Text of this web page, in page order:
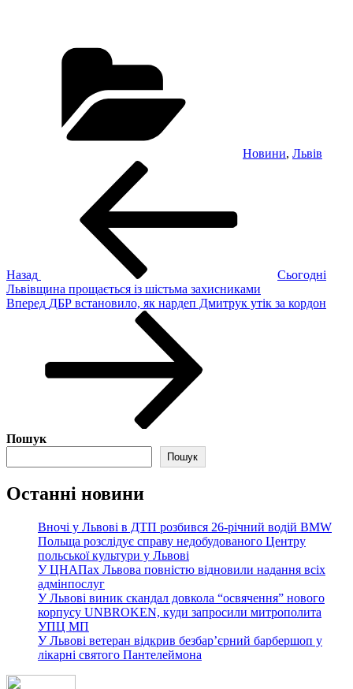
Новини, Львів
Назад
Сьогодні
Львівщина прощається із шістьма захисниками
Наступний
Вперед ДБР встановило, як нардеп Дмитрук утік за кордон
Пошук
Пошук
Останні новини
Вночі у Львові в ДТП розбився 26-річний водій BMW
Польща розслідує справу недобудованого Центру
польської культури у Львові
У ЦНАПах Львова повністю відновили надання всіх
адмінпослуг
У Львові виник скандал довкола “освячення” нового
корпусу UNBROKEN, куди запросили митрополита
УПЦ МП
У Львові ветеран відкрив безбар’єрний барбершоп у
лікарні святого Пантелеймона